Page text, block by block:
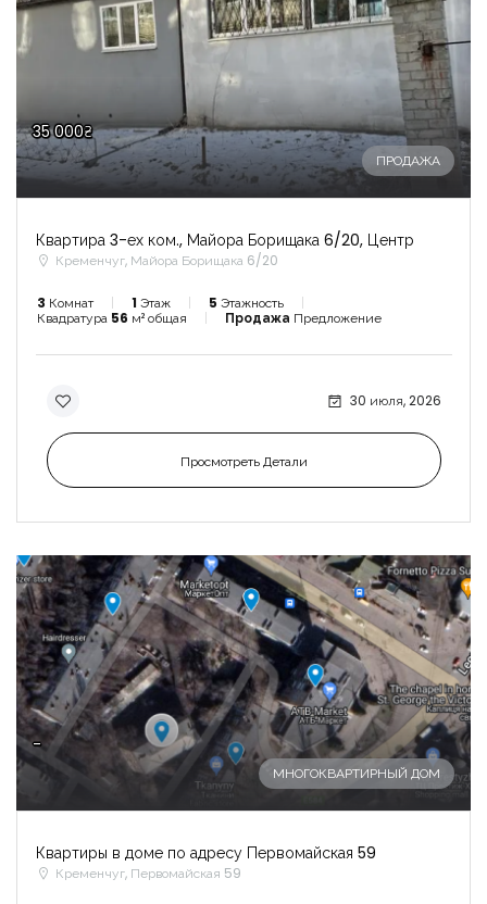
35 000₴
ПРОДАЖА
Квартира 3-ех ком., Майора Борищака 6/20, Центр
Кременчуг, Майора Борищака 6/20
3 Комнат 1 Этаж 5 Этажность
Квадратура 56 м² общая Продажа Предложение
30 июля, 2026
Просмотреть Детали
-
МНОГОКВАРТИРНЫЙ ДОМ
Квартиры в доме по адресу Первомайская 59
Кременчуг, Первомайская 59